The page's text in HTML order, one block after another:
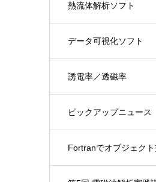
熱流体解析ソフト
データ可視化ソフト
誘電率／透磁率
ピックアップニュース
Fortranでオブジェクト